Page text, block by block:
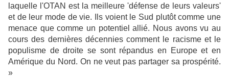
laquelle l'OTAN est la meilleure 'défense de leurs valeurs'
et de leur mode de vie. Ils voient le Sud plutôt comme une
menace que comme un potentiel allié. Nous avons vu au
cours des dernières décennies comment le racisme et le
populisme de droite se sont répandus en Europe et en
Amérique du Nord. On ne veut pas partager sa prospérité.
»